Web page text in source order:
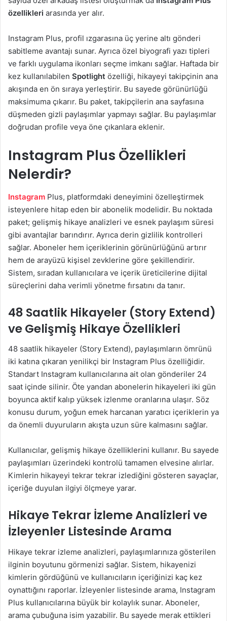
özellikleri arasında yer alır.
Instagram Plus, profil ızgarasına üç yerine altı gönderi
sabitleme avantajı sunar. Ayrıca özel biyografi yazı tipleri
ve farklı uygulama ikonları seçme imkanı sağlar. Haftada bir
kez kullanılabilen Spotlight özelliği, hikayeyi takipçinin ana
akışında en ön sıraya yerleştirir. Bu sayede görünürlüğü
maksimuma çıkarır. Bu paket, takipçilerin ana sayfasına
düşmeden gizli paylaşımlar yapmayı sağlar. Bu paylaşımlar
doğrudan profile veya öne çıkanlara eklenir.
Instagram Plus Özellikleri
Nelerdir?
Instagram Plus, platformdaki deneyimini özelleştirmek
isteyenlere hitap eden bir abonelik modelidir. Bu noktada
paket; gelişmiş hikaye analizleri ve esnek paylaşım süresi
gibi avantajlar barındırır. Ayrıca derin gizlilik kontrolleri
sağlar. Aboneler hem içeriklerinin görünürlüğünü artırır
hem de arayüzü kişisel zevklerine göre şekillendirir.
Sistem, sıradan kullanıcılara ve içerik üreticilerine dijital
süreçlerini daha verimli yönetme fırsatını da tanır.
48 Saatlik Hikayeler (Story Extend)
ve Gelişmiş Hikaye Özellikleri
48 saatlik hikayeler (Story Extend), paylaşımların ömrünü
iki katına çıkaran yenilikçi bir Instagram Plus özelliğidir.
Standart Instagram kullanıcılarına ait olan gönderiler 24
saat içinde silinir. Öte yandan abonelerin hikayeleri iki gün
boyunca aktif kalıp yüksek izlenme oranlarına ulaşır. Söz
konusu durum, yoğun emek harcanan yaratıcı içeriklerin ya
da önemli duyuruların akışta uzun süre kalmasını sağlar.
Kullanıcılar, gelişmiş hikaye özelliklerini kullanır. Bu sayede
paylaşımları üzerindeki kontrolü tamamen elvesine alırlar.
Kimlerin hikayeyi tekrar tekrar izlediğini gösteren sayaçlar,
içeriğe duyulan ilgiyi ölçmeye yarar.
Hikaye Tekrar İzleme Analizleri ve
İzleyenler Listesinde Arama
Hikaye tekrar izleme analizleri, paylaşımlarınıza gösterilen
ilginin boyutunu görmenizi sağlar. Sistem, hikayenizi
kimlerin gördüğünü ve kullanıcıların içeriğinizi kaç kez
oynattığını raporlar. İzleyenler listesinde arama, Instagram
Plus kullanıcılarına büyük bir kolaylık sunar. Aboneler,
arama çubuğuna isim yazabilir. Bu sayede merak ettikleri